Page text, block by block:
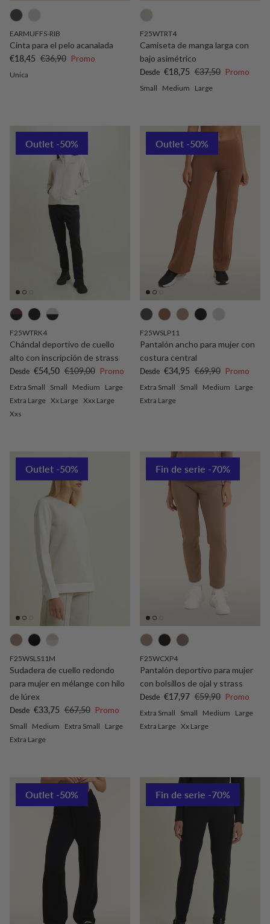
EARMUFFS-RIB
Cinta para el pelo acanalada
Precio de venta
€18,45 Precio normal
€36,90 Promo
Unica
F25WTRT4
Camiseta de manga larga con
bajo asimétrico
Precio de venta
Desde €18,75 Precio normal
€37,50 Promo
Small Medium Large
Outlet -50%
F25WTRK4
Chándal deportivo de cuello
alto con inscripción de strass
Precio de venta
Desde €54,50 Precio normal
€109,00 Promo
Extra Small Small Medium
Large
Extra Large Xx Large Xxx Large
Xxs
Outlet -50%
F25WSLP11
Pantalón ancho para mujer con
costura central
Precio de venta
Desde €34,95 Precio normal
€69,90 Promo
Extra Small Small Medium
Large
Extra Large
Outlet -50%
F25WSLS11M
Sudadera de cuello redondo
para mujer en mélange con hilo
de lúrex
Precio de venta
Desde €33,75 Precio normal
€67,50 Promo
Small Medium Extra Small
Large
Extra Large
Fin de serie -70%
F25WCXP4
Pantalón deportivo para mujer
con bolsillos de ojal y strass
Precio de venta
Desde €17,97 Precio normal
€59,90 Promo
Extra Small Small Medium
Large
Extra Large Xx Large
Outlet -50% Fin de serie -70%